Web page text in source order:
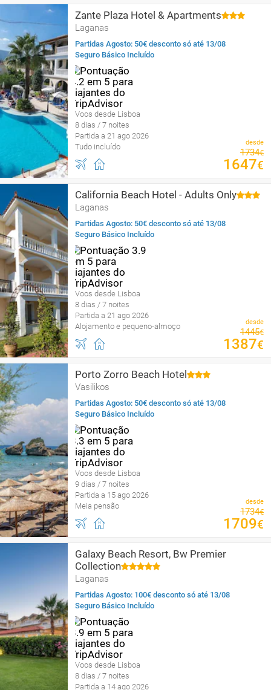
Zante Plaza Hotel & Apartments
Laganas
Partidas Agosto: 50€ desconto só até 13/08
Seguro Básico Incluído
Voos desde Lisboa
8 dias / 7 noites
Partida a 21 ago 2026
Tudo incluído
desde
1734€
1647€
California Beach Hotel - Adults Only
Laganas
Partidas Agosto: 50€ desconto só até 13/08
Seguro Básico Incluído
Voos desde Lisboa
8 dias / 7 noites
Partida a 21 ago 2026
Alojamento e pequeno-almoço
desde
1445€
1387€
Porto Zorro Beach Hotel
Vasilikos
Partidas Agosto: 50€ desconto só até 13/08
Seguro Básico Incluído
Voos desde Lisboa
9 dias / 7 noites
Partida a 15 ago 2026
Meia pensão
desde
1734€
1709€
Galaxy Beach Resort, Bw Premier
Collection
Laganas
Partidas Agosto: 100€ desconto só até 13/08
Seguro Básico Incluído
Voos desde Lisboa
8 dias / 7 noites
Partida a 14 ago 2026